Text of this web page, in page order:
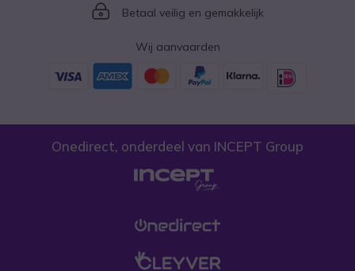
Icon
Betaal veilig en gemakkelijk
Wij aanvaarden
Onedirect, onderdeel van INCEPT Group